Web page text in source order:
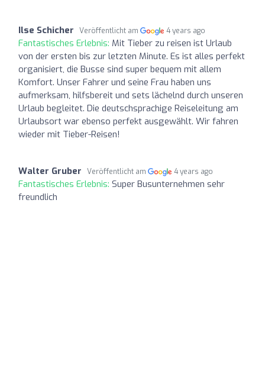
Ilse Schicher Veröffentlicht am 4 years ago
Fantastisches Erlebnis: Mit Tieber zu reisen ist Urlaub
von der ersten bis zur letzten Minute. Es ist alles perfekt
organisiert, die Busse sind super bequem mit allem
Komfort. Unser Fahrer und seine Frau haben uns
aufmerksam, hilfsbereit und sets lächelnd durch unseren
Urlaub begleitet. Die deutschsprachige Reiseleitung am
Urlaubsort war ebenso perfekt ausgewählt. Wir fahren
wieder mit Tieber-Reisen!
Walter Gruber Veröffentlicht am 4 years ago
Fantastisches Erlebnis: Super Busunternehmen sehr
freundlich